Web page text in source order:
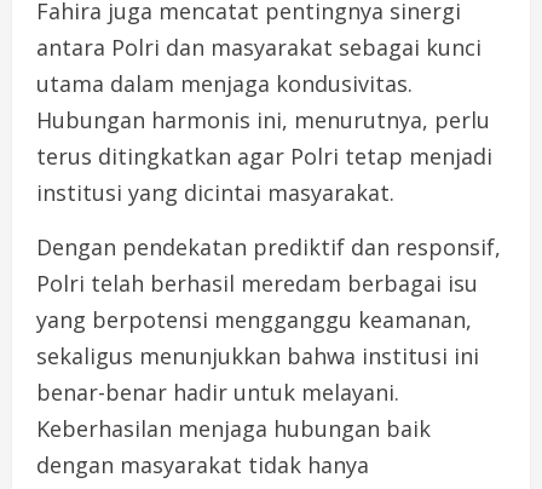
Fahira juga mencatat pentingnya sinergi
antara Polri dan masyarakat sebagai kunci
utama dalam menjaga kondusivitas.
Hubungan harmonis ini, menurutnya, perlu
terus ditingkatkan agar Polri tetap menjadi
institusi yang dicintai masyarakat.
Dengan pendekatan prediktif dan responsif,
Polri telah berhasil meredam berbagai isu
yang berpotensi mengganggu keamanan,
sekaligus menunjukkan bahwa institusi ini
benar-benar hadir untuk melayani.
Keberhasilan menjaga hubungan baik
dengan masyarakat tidak hanya